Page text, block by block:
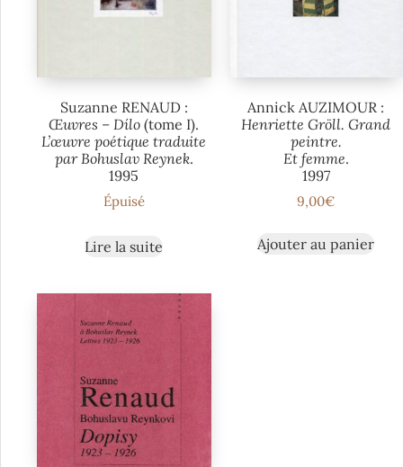
Suzanne RENAUD :
Œuvres – Dílo (tome I).
L’œuvre poétique traduite
par Bohuslav Reynek.
1995
Épuisé
Lire la suite
Annick AUZIMOUR :
Henriette Gröll. Grand
peintre.
Et femme.
1997
9,00€
Ajouter au panier